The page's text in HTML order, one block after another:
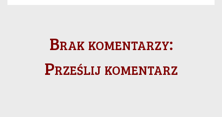
Brak komentarzy:
Prześlij komentarz